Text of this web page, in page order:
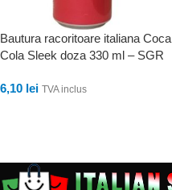
Bautura racoritoare italiana Coca
Cola Sleek doza 330 ml – SGR
6,10 lei TVA inclus